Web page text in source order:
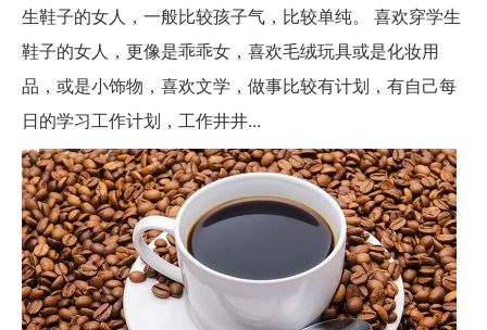
生鞋子的女人，一般比较孩子气，比较单纯。 喜欢穿学生
鞋子的女人，更像是乖乖女，喜欢毛绒玩具或是化妆用
品，或是小饰物，喜欢文学，做事比较有计划，有自己每
日的学习工作计划，工作井井...